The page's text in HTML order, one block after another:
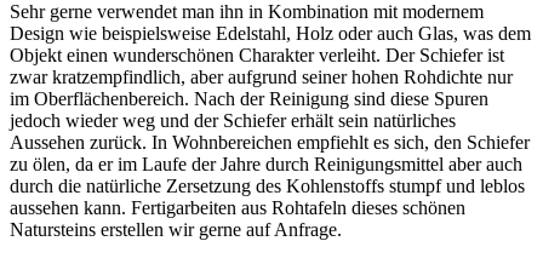
Sehr gerne verwendet man ihn in Kombination mit modernem
Design wie beispielsweise Edelstahl, Holz oder auch Glas, was dem
Objekt einen wunderschönen Charakter verleiht. Der Schiefer ist
zwar kratzempfindlich, aber aufgrund seiner hohen Rohdichte nur
im Oberflächenbereich. Nach der Reinigung sind diese Spuren
jedoch wieder weg und der Schiefer erhält sein natürliches
Aussehen zurück. In Wohnbereichen empfiehlt es sich, den Schiefer
zu ölen, da er im Laufe der Jahre durch Reinigungsmittel aber auch
durch die natürliche Zersetzung des Kohlenstoffs stumpf und leblos
aussehen kann. Fertigarbeiten aus Rohtafeln dieses schönen
Natursteins erstellen wir gerne auf Anfrage.